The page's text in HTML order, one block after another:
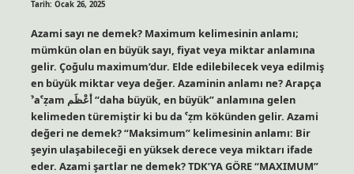
Tarih: Ocak 26, 2025
Azami sayı ne demek? Maximum kelimesinin anlamı;
mümkün olan en büyük sayı, fiyat veya miktar anlamına
gelir. Çoğulu maximum’dur. Elde edilebilecek veya edilmiş
en büyük miktar veya değer. Azaminin anlamı ne? Arapça
ˀaˁẓam أعْظَم “daha ​​büyük, en büyük” anlamına gelen
kelimeden türemiştir ki bu da ˁẓm kökünden gelir. Azami
değeri ne demek? “Maksimum” kelimesinin anlamı: Bir
şeyin ulaşabileceği en yüksek derece veya miktarı ifade
eder. Azami şartlar ne demek? TDK’YA GÖRE “MAXIMUM”